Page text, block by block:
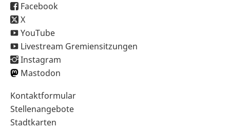
Facebook
X
YouTube
Livestream Gremiensitzungen
Instagram
Mastodon
Sekundärnavigation
im
Fußbereich
Kontaktformular
Stellenangebote
Stadtkarten